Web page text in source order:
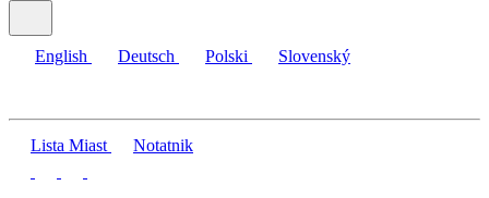
English Deutsch Polski Slovenský
Lista Miast Notatnik